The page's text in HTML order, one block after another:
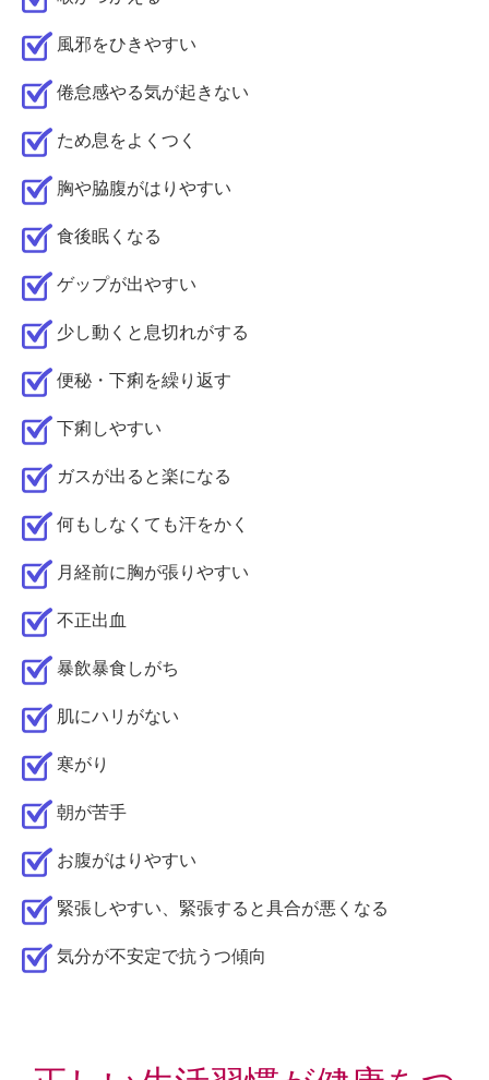
風邪をひきやすい
倦怠感やる気が起きない
ため息をよくつく
胸や脇腹がはりやすい
食後眠くなる
ゲップが出やすい
少し動くと息切れがする
便秘・下痢を繰り返す
下痢しやすい
ガスが出ると楽になる
何もしなくても汗をかく
月経前に胸が張りやすい
不正出血
暴飲暴食しがち
肌にハリがない
寒がり
朝が苦手
お腹がはりやすい
緊張しやすい、緊張すると具合が悪くなる
気分が不安定で抗うつ傾向